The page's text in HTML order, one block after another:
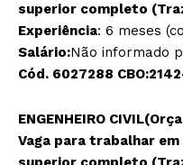
superior completo
Experiência: 6 meses
Salário:Não informado
Cód. 6027288
ENGENHEIRO
Vaga para trabalhar